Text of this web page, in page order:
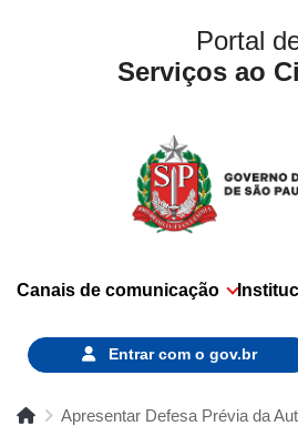
Portal
Serviços ao
Canais de comunicação
Entrar com o gov.br
Apresentar Defesa Prévia da